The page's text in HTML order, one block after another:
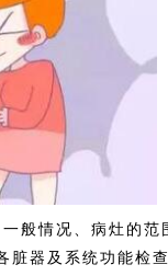
情况、病灶的范
器及系统功能检